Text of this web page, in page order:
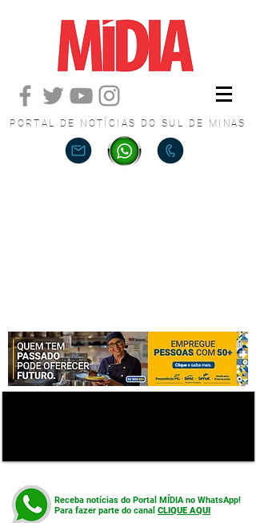
PORTAL DE NOTÍCIAS DO SUL DE MINAS
Receba notícias do Portal MÍDIA no WhatsApp!
Para fazer parte do canal CLIQUE AQUI